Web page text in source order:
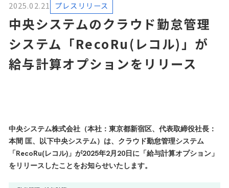
Salesforce®
MuleSoft
Asprova
PIXPlan
Factory-ONE 電脳工場
クラウド認証基盤ソリューション
オンプレミス・クラウドネットワーク整備
代表メッセージ
お問い合わせ
2025.02.21 プレスリリース
中央システムのクラウド勤怠管理
システム「RecoRu(レコル)」が
給与計算オプションをリリース
中央システム株式会社（本社：東京都新宿区、代表取締役社長：
本間 匡、以下中央システム）は、クラウド勤怠管理システム
「RecoRu(レコル)」が2025年2月20日に「給与計算オプション」
をリリースしたことをお知らせいたします。